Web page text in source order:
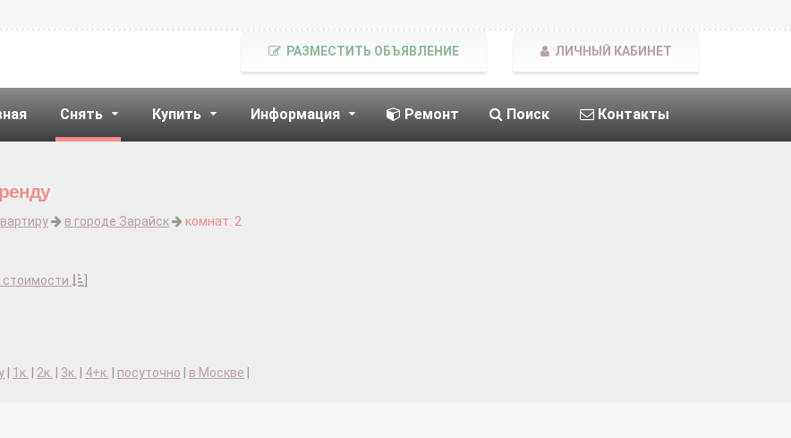
Снять Купить Информация Ремонт Поиск Контакты
РАЗМЕСТИТЬ ОБЪЯВЛЕНИЕ ЛИЧНЫЙ КАБИНЕТ
в городе Зарайск комнат: 2
стоимости
1к. 2к. 3к. 4+к. посуточно в Москве